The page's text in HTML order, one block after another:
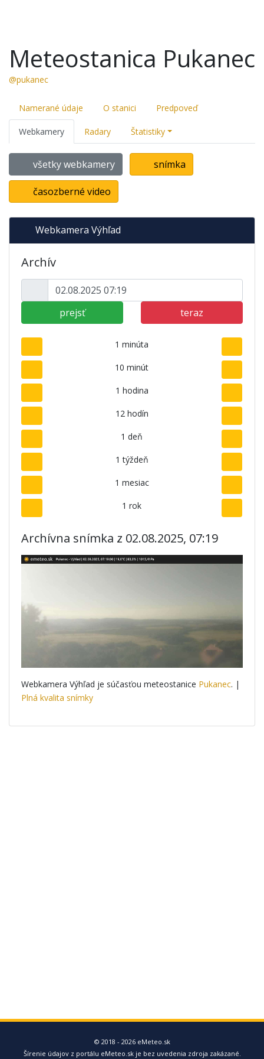
Meteostanica Pukanec
@pukanec
Namerané údaje O stanici Predpoveď
Webkamery Radary Štatistiky
všetky webkamery snímka
časozberné video
Webkamera Výhľad
Archív
prejsť teraz
1 minúta
10 minút
1 hodina
12 hodín
1 deň
1 týždeň
1 mesiac
1 rok
Archívna snímka z 02.08.2025, 07:19
Webkamera Výhľad je súčasťou meteostanice Pukanec. |
Plná kvalita snímky
© 2018 - 2026 eMeteo.sk
Šírenie údajov z portálu eMeteo.sk je bez uvedenia zdroja zakázané.